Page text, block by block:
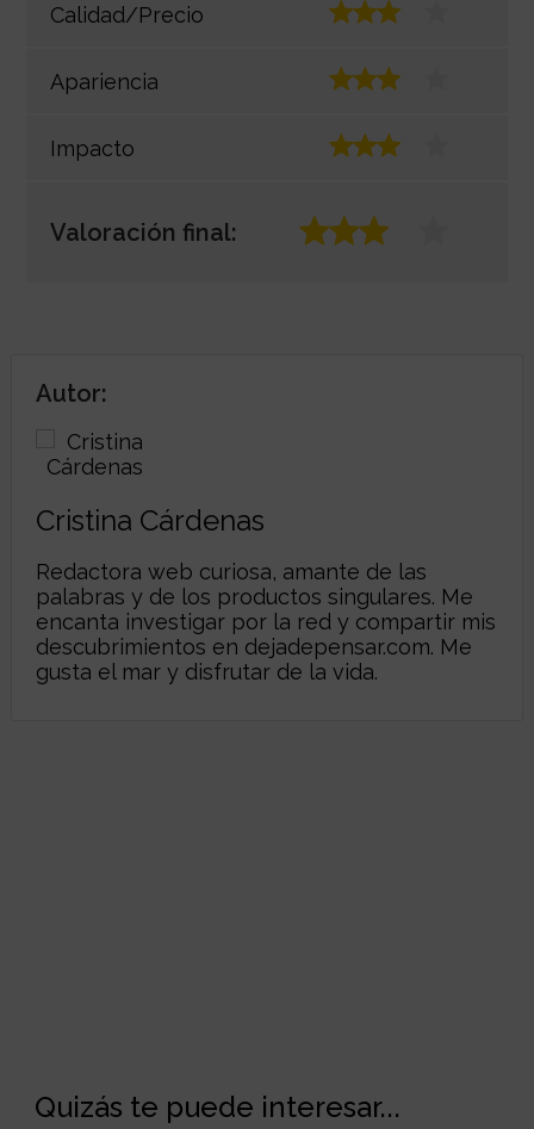
Calidad/Precio
Apariencia
Impacto
Valoración final:
Autor:
Cristina Cárdenas
Redactora web curiosa, amante de las
palabras y de los productos singulares. Me
encanta investigar por la red y compartir mis
descubrimientos en dejadepensar.com. Me
gusta el mar y disfrutar de la vida.
Quizás te puede interesar...